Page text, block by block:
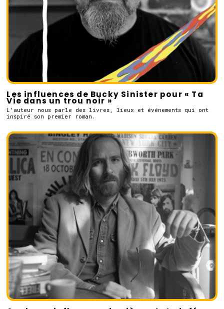
Les influences de Bucky Sinister pour « Ta
Vie dans un trou noir »
L'auteur nous parle des livres, lieux et événements qui ont
inspiré son premier roman.